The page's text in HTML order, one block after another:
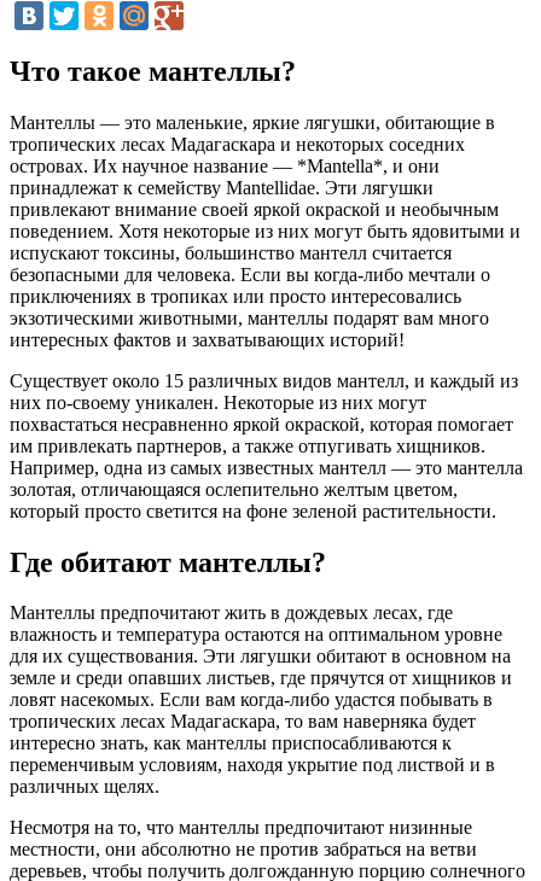
Что такое мантеллы?
Мантеллы — это маленькие, яркие лягушки, обитающие в
тропических лесах Мадагаскара и некоторых соседних
островах. Их научное название — *Mantella*, и они
принадлежат к семейству Mantellidae. Эти лягушки
привлекают внимание своей яркой окраской и необычным
поведением. Хотя некоторые из них могут быть ядовитыми и
испускают токсины, большинство мантелл считается
безопасными для человека. Если вы когда-либо мечтали о
приключениях в тропиках или просто интересовались
экзотическими животными, мантеллы подарят вам много
интересных фактов и захватывающих историй!
Существует около 15 различных видов мантелл, и каждый из
них по-своему уникален. Некоторые из них могут
похвастаться несравненно яркой окраской, которая помогает
им привлекать партнеров, а также отпугивать хищников.
Например, одна из самых известных мантелл — это мантелла
золотая, отличающаяся ослепительно желтым цветом,
который просто светится на фоне зеленой растительности.
Где обитают мантеллы?
Мантеллы предпочитают жить в дождевых лесах, где
влажность и температура остаются на оптимальном уровне
для их существования. Эти лягушки обитают в основном на
земле и среди опавших листьев, где прячутся от хищников и
ловят насекомых. Если вам когда-либо удастся побывать в
тропических лесах Мадагаскара, то вам наверняка будет
интересно знать, как мантеллы приспосабливаются к
переменчивым условиям, находя укрытие под листвой и в
различных щелях.
Несмотря на то, что мантеллы предпочитают низинные
местности, они абсолютно не против забраться на ветви
деревьев, чтобы получить долгожданную порцию солнечного